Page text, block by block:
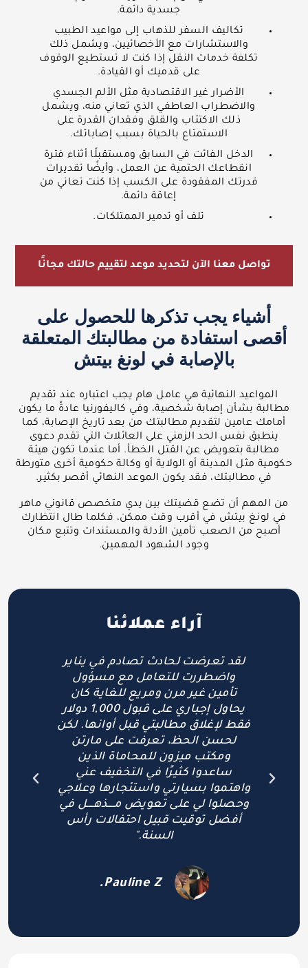
جسدية دائمة.
تكاليف السفر للذهاب إلى مواعيد الطبيب
والاستشارات مع الأخصائيين، ويشمل ذلك
تكلفة خدمات النقل إذا كنت لا تستطيع الوقوف
على قدميك أو القيادة.
الأضرار غير الاقتصادية مثل الألم الجسدي
والاضطراب العاطفي الذي تعاني منه، ويشمل
ذلك الاكتئاب والقلق وفقدان القدرة على
الاستمتاع بالحياة بسبب إصاباتك.
الدخل الفائت في السابق ومستقبلًا أثناء فترة
انقطاعك الحتمية عن العمل، وأيضًا تقديرات
قدرتك المفقودة على الكسب إذا كنت تعاني من
إعاقة دائمة.
تلف أو تدمير الممتلكات.
تواصل معنا الآن لتحديد موعد لتقييم حالتك مجانًا
أشياء يجب تذكرها للحصول على
أقصى استفادة من مطالبتك المتعلقة
بالإصابة في لونغ بيتش
المواعيد النهائية هي عامل هام يجب اعتباره عند تقديم
مطالبة بشأن إصابة شخصية، وفي كاليفورنيا عادةً ما يكون
أمامك عامين لتقديم مطالبتك من بعد تاريخ الإصابة، كما
ينطبق نفس الحد الزمني على العائلات التي تقدم دعوى
مطالبة بتعويض عن القتل الخطأ. أما عندما تكون هيئة
حكومية مثل المدينة أو الولاية أو وكالة حكومية أخرى متورطة
في مطالبتك، فقد يكون الموعد النهائي أقصر بكثير.
من المهم أن تضع قضيتك بين يدي متخصص قانوني ماهر
في لونغ بيتش في أقرب وقت ممكن، فكلما طال انتظارك
أصبح من الصعب تأمين الأدلة والمستندات وتتبع مكان
وجود الشهود المهمين.
آراء عملائنا
لقد تعرضت لحادث تصادم في يناير
واضطررت للتعامل مع مسؤول
تأمين غير مرن ومريع للغاية كان
يحاول إجباري على قبول 1,000 دولار
فقط لإغلاق مطالبتي قبل أوانها. لكن
لحسن الحظ، تعرفت على مارتن
ومكتب ميزون للمحاماة الذين
ساعدوا كثيرًا في التخفيف عني
واهتموا بسيارتي واستئجارها وعلاجي
وحصلوا لي على تعويض مــــذهــــل في
أفضل توقيت قبيل احتفالات رأس
السنة."
Pauline Z.